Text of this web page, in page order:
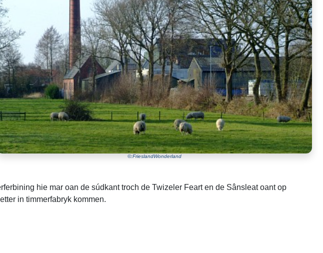
©:FrieslandWonderland
hie mar oan de súdkant troch de Twizeler Feart en de Sânsleat oant op
in timmerfabryk kommen.